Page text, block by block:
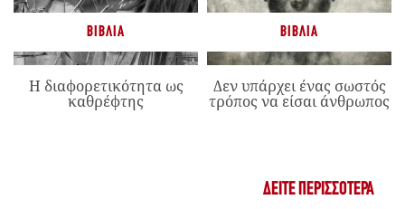
ΒΙΒΛΊΑ
Η διαφορετικότητα ως
καθρέφτης
ΒΙΒΛΊΑ
Δεν υπάρχει ένας σωστός
τρόπος να είσαι άνθρωπος
ΔΕΊΤΕ ΠΕΡΙΣΣΌΤΕΡΑ